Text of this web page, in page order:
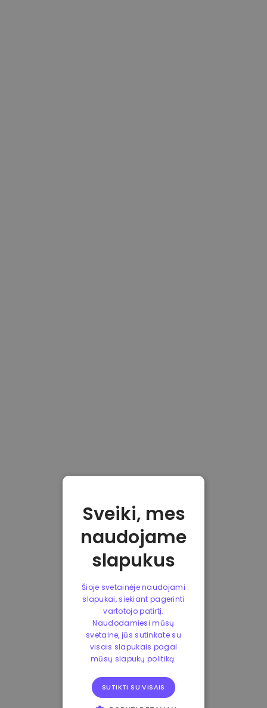
Sveiki, mes
naudojame
slapukus
Šioje svetainėje naudojami
slapukai, siekiant pagerinti
vartotojo patirtį.
Naudodamiesi mūsų
svetaine, jūs sutinkate su
visais slapukais pagal
mūsų slapukų politiką.
SUTIKTI SU VISAIS